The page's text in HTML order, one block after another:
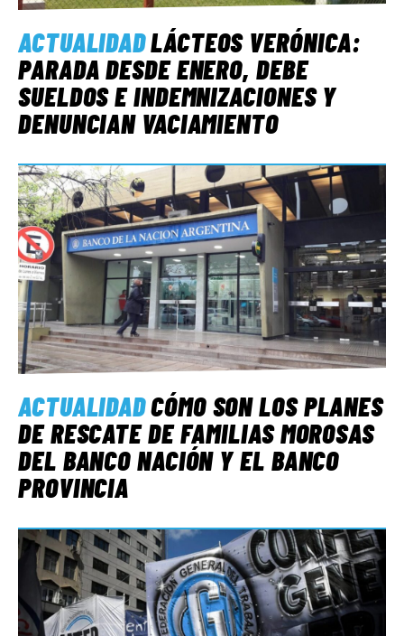
ACTUALIDADLÁCTEOS VERÓNICA:
PARADA DESDE ENERO, DEBE
SUELDOS E INDEMNIZACIONES Y
DENUNCIAN VACIAMIENTO
ACTUALIDADCÓMO SON LOS PLANES
DE RESCATE DE FAMILIAS MOROSAS
DEL BANCO NACIÓN Y EL BANCO
PROVINCIA